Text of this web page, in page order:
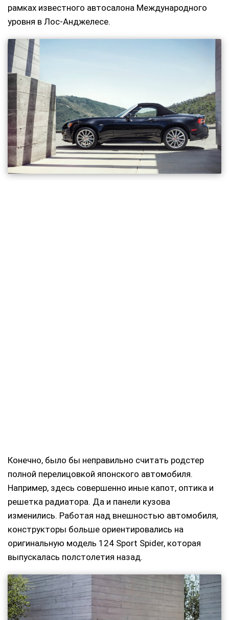
рамках известного автосалона Международного
уровня в Лос-Анджелесе.
Конечно, было бы неправильно считать родстер
полной перелицовкой японского автомобиля.
Например, здесь совершенно иные капот, оптика и
решетка радиатора. Да и панели кузова
изменились. Работая над внешностью автомобиля,
конструкторы больше ориентировались на
оригинальную модель 124 Sport Spider, которая
выпускалась полстолетия назад.